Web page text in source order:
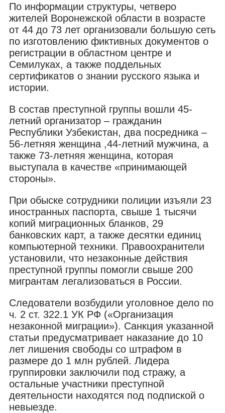
По информации структуры, четверо
жителей Воронежской области в возрасте
от 44 до 73 лет организовали большую сеть
по изготовлению фиктивных документов о
регистрации в областном центре и
Семилуках, а также поддельных
сертификатов о знании русского языка и
истории.
В состав преступной группы вошли 45-
летний организатор – гражданин
Республики Узбекистан, два посредника –
56-летняя женщина ,44-летний мужчина, а
также 73-летняя женщина, которая
выступала в качестве «принимающей
стороны».
При обыске сотрудники полиции изъяли 23
иностранных паспорта, свыше 1 тысячи
копий миграционных бланков, 29
банковских карт, а также десятки единиц
компьютерной техники. Правоохранители
установили, что незаконные действия
преступной группы помогли свыше 200
мигрантам легализоваться в России.
Следователи возбудили уголовное дело по
ч. 2 ст. 322.1 УК РФ («Организация
незаконной миграции»). Санкция указанной
статьи предусматривает наказание до 10
лет лишения свободы со штрафом в
размере до 1 млн рублей. Лидера
группировки заключили под стражу, а
остальные участники преступной
деятельности находятся под подпиской о
невыезде.